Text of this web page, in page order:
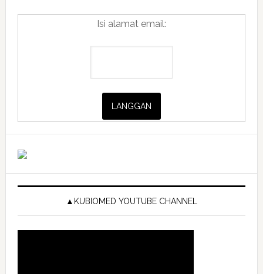
Isi alamat email:
▲KUBIOMED YOUTUBE CHANNEL